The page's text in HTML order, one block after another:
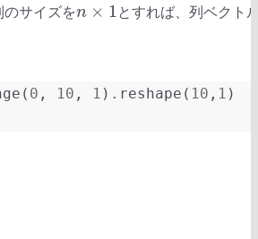
サイズをn × 1
n× 1 とすれば、列ベクト
( 0 , 10 , 1 ) . reshape ( 10 , 1 )